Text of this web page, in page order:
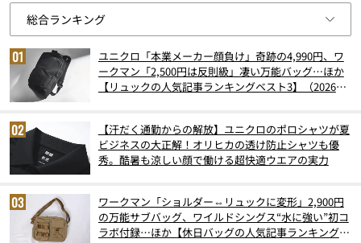
ユニクロ「本業メーカー顔負け」奇跡の4,990円、ワ
ークマン「2,500円は反則級」凄い万能バッグ…ほか
【リュックの人気記事ランキングベスト3】（2026年
【汗だく通勤からの解放】ユニクロのポロシャツが夏
ビジネスの大正解！オリヒカの透け防止シャツも優
秀。酷暑も涼しい顔で働ける超快適ウエアの実力
ワークマン「ショルダー⇔リュックに変形」2,900円
の万能サブバッグ、ワイルドシングス“水に強い”初コ
ラボ付録…ほか【休日バッグの人気記事ランキングベ